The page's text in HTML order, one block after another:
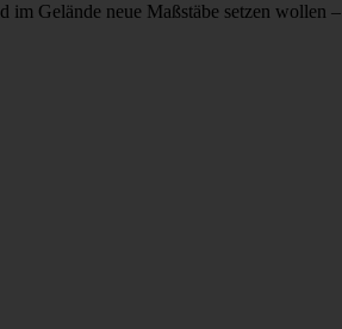
Gelände neue Maßstäbe setzen wollen –